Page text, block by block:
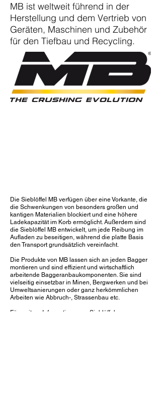
Die Sieblöffel MB verfügen über eine Vorkante, die
die Schwenkungen von besonders großen und
kantigen Materialien blockiert und eine höhere
Ladekapazität im Korb ermöglicht. Außerdem sind
die Sieblöffel MB entwickelt, um jede Reibung im
Aufladen zu beseitigen, während die platte Basis
den Transport grundsätzlich vereinfacht.
Die Produkte von MB lassen sich an jeden Bagger
montieren und sind effizient und wirtschaftlich
arbeitende Baggeranbaukomponenten. Sie sind
vielseitig einsetzbar in Minen, Bergwerken und bei
Umweltsanierungen oder ganz herkömmlichen
Arbeiten wie Abbruch-, Strassenbau etc.
Für weitere Informationen zu Sieblöffeln:
MB ist weltweit führend in der
Herstellung und dem Vertrieb von
Geräten, Maschinen und Zubehör
für den Tiefbau und Recycling.